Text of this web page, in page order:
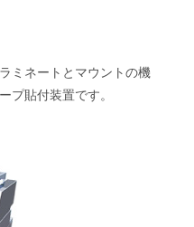
ミネートとマウントの機
プ貼付装置です。